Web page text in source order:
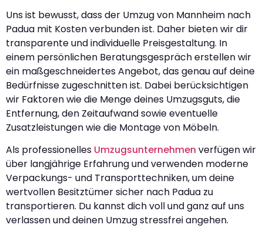
Uns ist bewusst, dass der Umzug von Mannheim nach
Padua mit Kosten verbunden ist. Daher bieten wir dir
transparente und individuelle Preisgestaltung. In
einem persönlichen Beratungsgespräch erstellen wir
ein maßgeschneidertes Angebot, das genau auf deine
Bedürfnisse zugeschnitten ist. Dabei berücksichtigen
wir Faktoren wie die Menge deines Umzugsguts, die
Entfernung, den Zeitaufwand sowie eventuelle
Zusatzleistungen wie die Montage von Möbeln.
Als professionelles Umzugsunternehmen verfügen wir
über langjährige Erfahrung und verwenden moderne
Verpackungs- und Transporttechniken, um deine
wertvollen Besitztümer sicher nach Padua zu
transportieren. Du kannst dich voll und ganz auf uns
verlassen und deinen Umzug stressfrei angehen.